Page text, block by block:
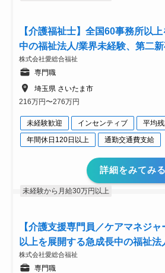
【介護福祉士】全国60事務所以
中の福祉法人/業界未経験、第二
株式会社愛総合福祉
専門職
埼玉県 さいたま市
216万円〜276万円
未経験歓迎 インセンティブ
平均
年間休日120日以上
通勤交通費支給
詳細をみてみる
未経験から月給30万円以上
【介護支援専門員／ケアマネジ
以上を展開する急成長中の福祉法
株式会社愛総合福祉
専門職